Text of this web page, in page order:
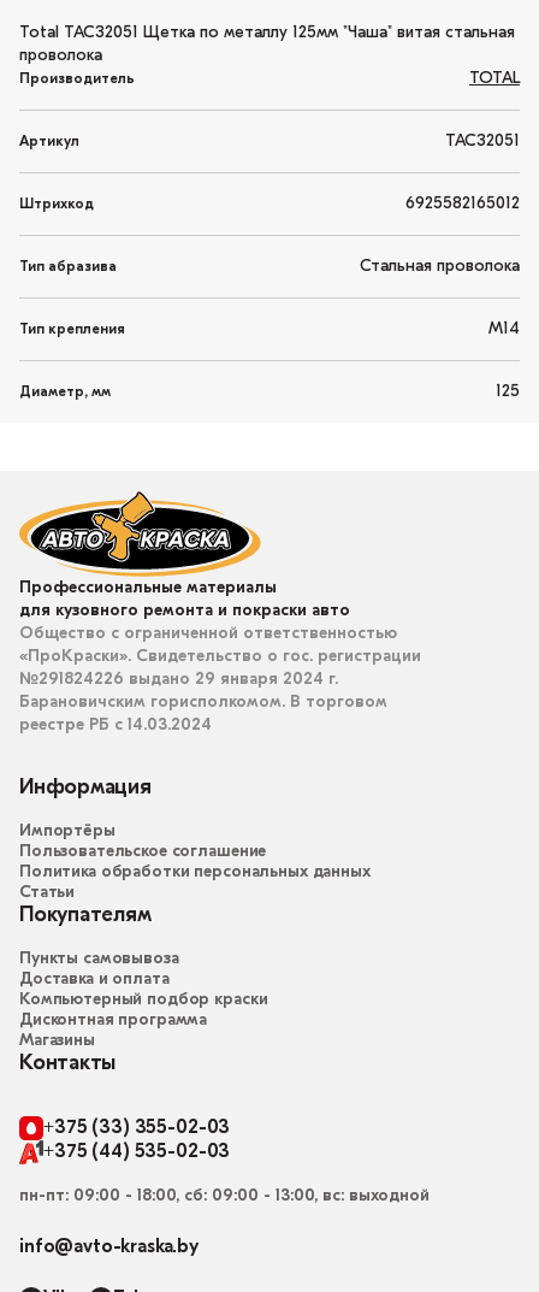
Total TAC32051 Щетка по металлу 125мм "Чаша" витая стальная
проволока
Производитель TOTAL
Артикул TAC32051
Штрихкод 6925582165012
Тип абразива Стальная проволока
Тип крепления M14
Диаметр, мм 125
Профессиональные материалы
для кузовного ремонта и покраски авто
Общество с ограниченной ответственностью
«ПроКраски». Свидетельство о гос. регистрации
№291824226 выдано 29 января 2024 г.
Барановичским горисполкомом. В торговом
реестре РБ с 14.03.2024
Информация
Импортёры
Пользовательское соглашение
Политика обработки персональных данных
Статьи
Покупателям
Пункты самовывоза
Доставка и оплата
Компьютерный подбор краски
Дисконтная программа
Магазины
Контакты
+375 (33) 355-02-03
+375 (44) 535-02-03
пн-пт: 09:00 - 18:00, сб: 09:00 - 13:00, вс: выходной
info@avto-kraska.by